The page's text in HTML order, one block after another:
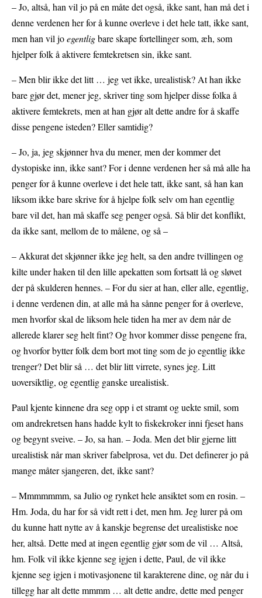
– Jo, altså, han vil jo på en måte det også, ikke sant, han må det i
denne verdenen her for å kunne overleve i det hele tatt, ikke sant,
men han vil joegentligbare skape fortellinger som, æh, som
hjelper folk å aktivere femtekretsen sin, ikke sant.
– Men blir ikke det litt … jeg vet ikke, urealistisk? At han ikke
bare gjør det, mener jeg, skriver ting som hjelper disse folka å
aktivere femtekrets, men at han gjør alt dette andre for å skaffe
disse pengene isteden? Eller samtidig?
– Jo, ja, jeg skjønner hva du mener, men der kommer det
dystopiske inn, ikke sant? For i denne verdenen her så må alle ha
penger for å kunne overleve i det hele tatt, ikke sant, så han kan
liksom ikke bare skrive for å hjelpe folk selv om han egentlig
bare vil det, han må skaffe seg penger også. Så blir det konflikt,
da ikke sant, mellom de to målene, og så –
– Akkurat det skjønner ikke jeg helt, sa den andre tvillingen og
kilte under haken til den lille apekatten som fortsatt lå og sløvet
der på skulderen hennes. – For du sier at han, eller alle, egentlig,
i denne verdenen din, at alle må ha sånne penger for å overleve,
men hvorfor skal de liksom hele tiden ha mer av dem når de
allerede klarer seg helt fint? Og hvor kommer disse pengene fra,
og hvorfor bytter folk dem bort mot ting som de jo egentlig ikke
trenger? Det blir så … det blir litt virrete, synes jeg. Litt
uoversiktlig, og egentlig ganske urealistisk.
Paul kjente kinnene dra seg opp i et stramt og uekte smil, som
om andrekretsen hans hadde kylt to fiskekroker inni fjeset hans
og begynt sveive. – Jo, sa han. – Joda. Men det blir gjerne litt
urealistisk når man skriver fabelprosa, vet du. Det definerer jo på
mange måter sjangeren, det, ikke sant?
– Mmmmmmm, sa Julio og rynket hele ansiktet som en rosin. –
Hm. Joda, du har for så vidt rett i det, men hm. Jeg lurer på om
du kunne hatt nytte av å kanskje begrense det urealistiske noe
her, altså. Dette med at ingen egentlig gjør som de vil … Altså,
hm. Folk vil ikke kjenne seg igjen i dette, Paul, de vil ikke
kjenne seg igjen i motivasjonene til karakterene dine, og når du i
tillegg har alt dette mmmm … alt dette andre, dette med penger